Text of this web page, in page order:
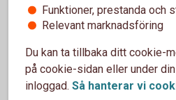
Öka din finansiellahälsa
5 tips när du flyttar
Funktioner, prestanda och
Relevant marknadsföring
Du kan ta tillbaka ditt cookie-
på cookie-sidan eller under
inloggad. Så hanterar vi